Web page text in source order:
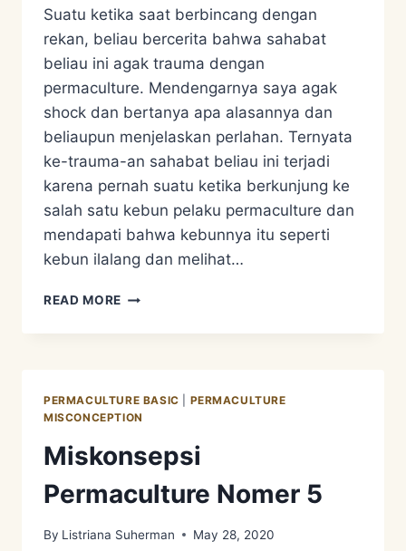
Suatu ketika saat berbincang dengan
rekan, beliau bercerita bahwa sahabat
beliau ini agak trauma dengan
permaculture. Mendengarnya saya agak
shock dan bertanya apa alasannya dan
beliaupun menjelaskan perlahan. Ternyata
ke-trauma-an sahabat beliau ini terjadi
karena pernah suatu ketika berkunjung ke
salah satu kebun pelaku permaculture dan
mendapati bahwa kebunnya itu seperti
kebun ilalang dan melihat…
READ MORE MISKONSEPSI
NOMER
PERMACULTURE BASIC
PERMACULTURE
MISCONCEPTION
Miskonsepsi
Permaculture Nomer 5
By Listriana Suherman May 28, 2020